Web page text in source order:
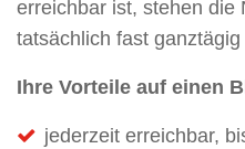
erreichbar ist, stehen die
tatsächlich fast
Ihre Vorteile auf einen
jederzeit erreichbar,